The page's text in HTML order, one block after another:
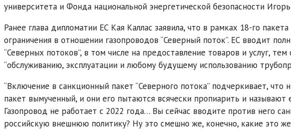
университета и Фонда национальной энергетической безопасности
Ранее глава дипломатии ЕС Кая Каллас заявила, что в рамках 18-го
ограничения в отношении газопроводов “Северный поток”. ЕС вводит
“Северных потоков”, в том числе на предоставление товаров и услуг,
“обслуживанию, эксплуатации и любому будущему использованию
“Включение в санкционный пакет “Северного потока” подчеркивает,
пакет вымученный, и они его пытаются всячески пропиарить и
Газопровод не работает с 2022 года… Вы сейчас вводите против него
российскую внешнюю политику? Ну это смешно же, конечно, какие это